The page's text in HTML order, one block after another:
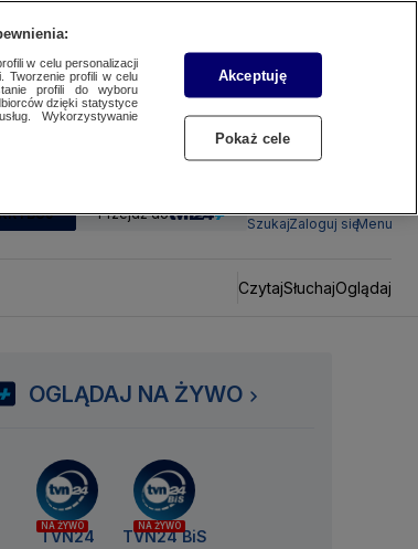
Przejdź do
SzukajZaloguj sięMenu
CzytajSłuchajOglądaj
OGLĄDAJ NA ŻYWO
NA ŻYWO
TVN24
NA ŻYWO
TVN24 BiS
w celu personalizacji
Tworzenie profili w celu
profili do wyboru
dzięki statystyce
Wykorzystywanie
Akceptuję
Pokaż cele